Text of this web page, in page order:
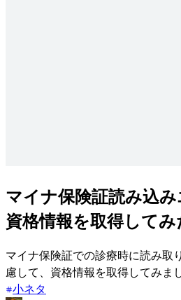
マイナ保険証読み込
資格情報を取得してみ
マイナ保険証での診療時に読み取
慮して、資格情報を取得してみまし
小ネタ